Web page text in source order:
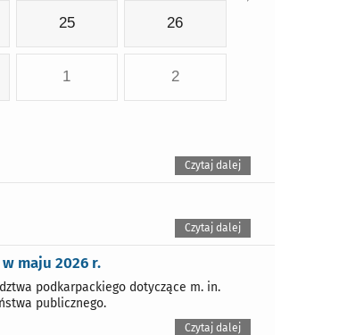
25 26
1 2
Czytaj dalej
Czytaj dalej
maju 2026 r.
podkarpackiego dotyczące m. in.
publicznego.
Czytaj dalej